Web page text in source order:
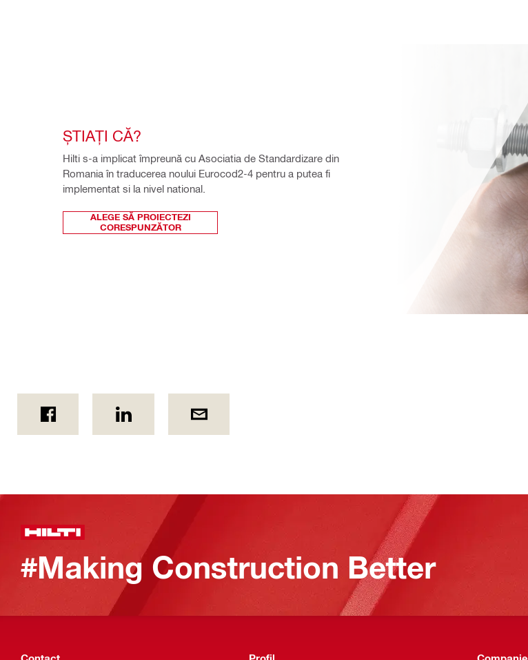
ȘTIAȚI CĂ?
Hilti s-a implicat împreună cu Asociatia de Standardizare din
Romania în traducerea noului Eurocod2-4 pentru a putea fi
implementat si la nivel national.
ALEGE SĂ PROIECTEZI
CORESPUNZĂTOR
#Making Construction Better